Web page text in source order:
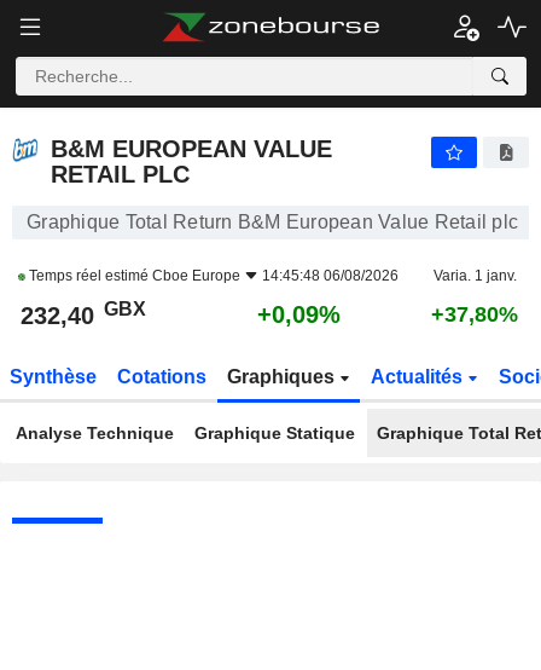
B&M EUROPEAN VALUE
RETAIL PLC
Graphique Total Return B&M European Value Retail plc
Temps réel estimé Cboe Europe 14:45:48 06/08/2026 Varia. 1 janv.
232,40 GBX +0,09% +37,80%
Synthèse Cotations Graphiques Actualités
Analyse Technique Graphique Statique Graphique Total